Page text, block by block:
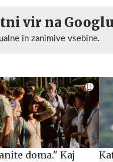
vir na
in zanimive vsebine.
doma." Kaj